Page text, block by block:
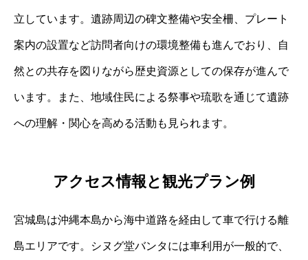
立しています。遺跡周辺の碑文整備や安全柵、プレート
案内の設置など訪問者向けの環境整備も進んでおり、自
然との共存を図りながら歴史資源としての保存が進んで
います。また、地域住民による祭事や琉歌を通じて遺跡
への理解・関心を高める活動も見られます。
アクセス情報と観光プラン例
宮城島は沖縄本島から海中道路を経由して車で行ける離
島エリアです。シヌグ堂バンタには車利用が一般的で、